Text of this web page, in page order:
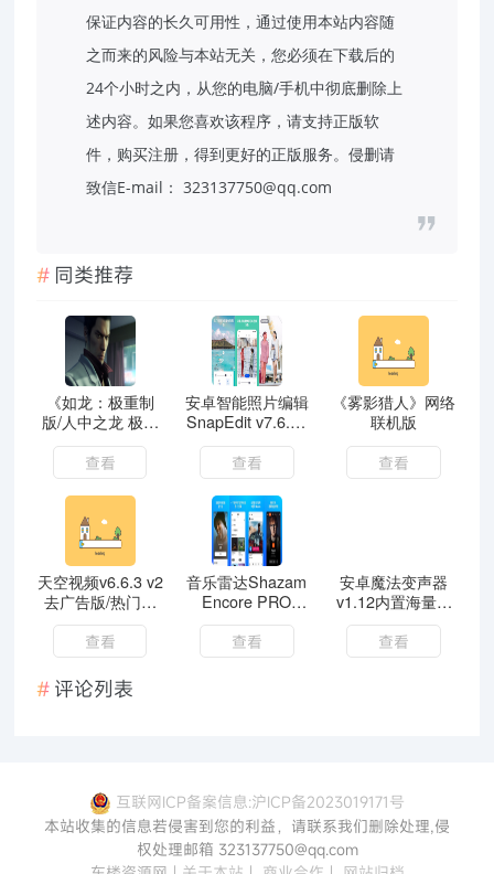
保证内容的长久可用性，通过使用本站内容随
之而来的风险与本站无关，您必须在下载后的
24个小时之内，从您的电脑/手机中彻底删除上
述内容。如果您喜欢该程序，请支持正版软
件，购买注册，得到更好的正版服务。侵删请
致信E-mail： 323137750@qq.com
同类推荐
《如龙：极重制
版/人中之龙 极》
中文版
查看
安卓智能照片编辑
SnapEdit v7.6.10
解锁专业版
查看
《雾影猎人》网络
联机版
查看
天空视频v6.6.3 v2
去广告版/热门影
视资源免费看
查看
音乐雷达Shazam
Encore PRO
v16.44.0高级版
查看
安卓魔法变声器
v1.12内置海量语
音包高级版
查看
评论列表
互联网ICP备案信息:沪ICP备2023019171号
本站收集的信息若侵害到您的利益，请联系我们删除处理,侵
权处理邮箱 323137750@qq.com